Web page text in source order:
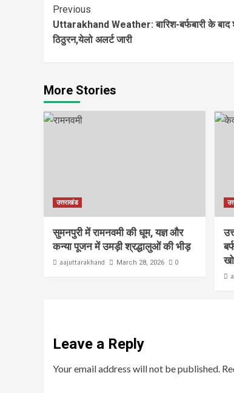
Continue
Reading
Previous
Uttarakhand Weather: बारिश-बर्फबारी के बाद
ठिठुरन,येलो अलर्ट जारी
More Stories
उत्तराखंड
सुमनपुरी में रामनवमी की धूम, यज्ञ और
कन्या पूजन में उमड़ी श्रद्धालुओं की भीड़
aajuttarakhand March 28, 2026 0
Leave a Reply
Your email address will not be published.